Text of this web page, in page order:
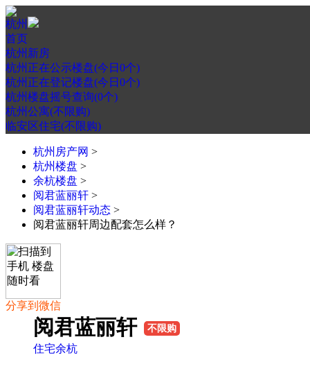
杭州
首页
杭州新房
杭州正在公示楼盘(今日0个)
杭州正在登记楼盘(今日0个)
杭州楼盘摇号查询(0个)
杭州公寓(不限购)
临安区住宅(不限购)
杭州房产网 >
杭州楼盘 >
余杭楼盘 >
阅君蓝丽轩 >
阅君蓝丽轩动态 >
阅君蓝丽轩周边配套怎么样？
分享到微信
阅君蓝丽轩 不限购
住宅余杭